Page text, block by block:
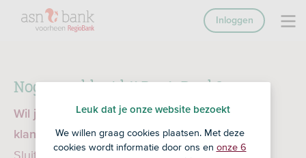
Nog geen klant bij RegioBank?
Wil je een product openen en ben je nog geen
klant bij RegioBank? Ga dan naar ASN Bank
Sluiten
Inloggen
Leuk dat je onze website bezoekt
We willen graag cookies plaatsen. Met deze
cookies wordt informatie door ons en onze 6